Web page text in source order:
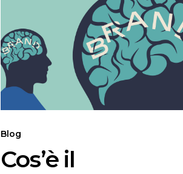
neuromarketing
e
come
applicarlo
nella
strategica
marketing
Blog
Cos’è il